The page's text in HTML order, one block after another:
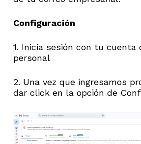
Configuración
1. Inicia sesión con tu cuenta
personal
2. Una vez que ingresamos
dar click en la opción de